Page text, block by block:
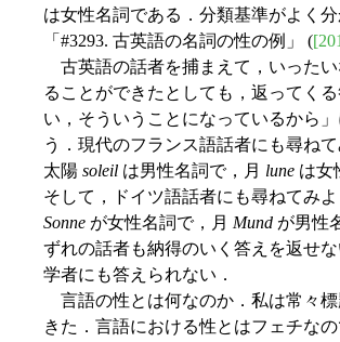
は女性名詞である．分類基準がよく
「#3293. 古英語の名詞の性の例」 (
古英語の話者を捕まえて，いった
ることができたとしても，返ってく
い，そういうことになっているから
う．現代のフランス語話者にも尋ね
太陽 soleil は男性名詞で，月 lune は女
そして，ドイツ語話者にも尋ねてみ
Sonne が女性名詞で，月 Mund が男性
ずれの話者も納得のいく答えを返せ
学者にも答えられない．
言語の性とは何なのか．私は常々標
きた．言語における性とはフェチな